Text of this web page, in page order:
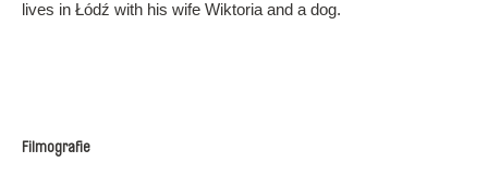
lives in Łódź with his wife Wiktoria and a dog.
Filmografie